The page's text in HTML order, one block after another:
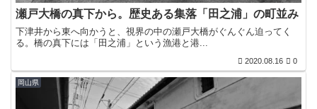
瀬戸大橋の真下から。歴史ある集落「田之浦」の町並み
下津井から東へ向かうと、視界の中の瀬戸大橋がぐんぐん迫ってく
る。橋の真下には「田之浦」という漁港と港...
2020.08.16 0
岡山県